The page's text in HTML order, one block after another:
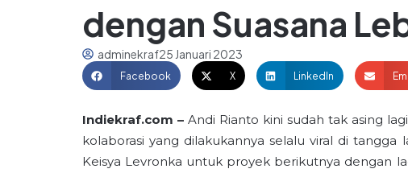
dengan Suasana
adminekraf25 Januari 2023
Facebook X LinkedIn
Indiekraf.com – Andi Rianto kini sudah tak asing
kolaborasi yang dilakukannya selalu viral di
Keisya Levronka untuk proyek berikutnya dengan